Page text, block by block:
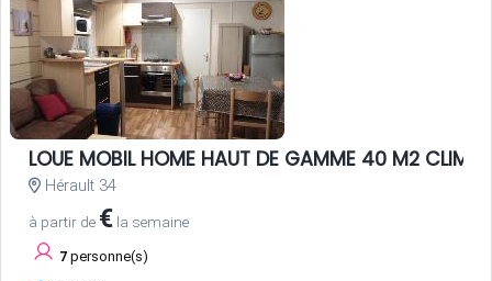
LOUE MOBIL HOME HAUT DE GAMME 40 M2
Hérault 34
à partir de € la semaine
7 personne(s)